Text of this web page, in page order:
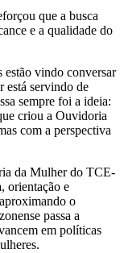
que a busca
e a qualidade do
vindo conversar
está servindo de
sempre foi a ideia:
criou a Ouvidoria
com a perspectiva
da Mulher do TCE-
orientação e
o
passa a
em políticas